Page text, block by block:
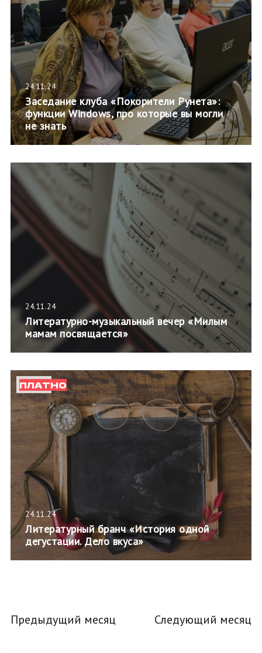
24.11.24
Заседание клуба «Покорители Рунета»:
функции Windows, про которые вы могли
не знать
24.11.24
Литературно-музыкальный вечер «Милым
мамам посвящается»
ПЛАТНО
24.11.24
Литературный бранч «История одной
дегустации. Дело вкуса»
Предыдущий месяц Следующий месяц